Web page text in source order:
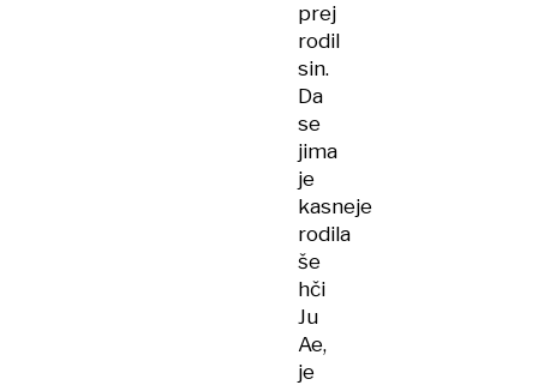
prej
rodil
sin.
Da
se
jima
je
kasneje
rodila
še
hči
Ju
Ae,
je